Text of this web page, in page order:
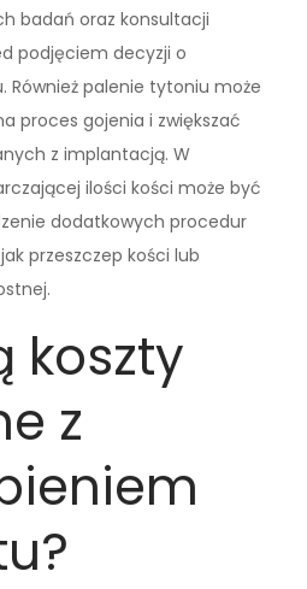
badań oraz konsultacji
podjęciem decyzji o
Również palenie tytoniu może
proces gojenia i zwiększać
z implantacją. W
ilości kości może być
dodatkowych procedur
przeszczep kości lub
koszty
z